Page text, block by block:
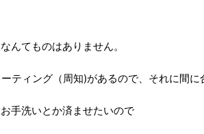
んてものはありません。
ティング（周知)があるので、それに間
手洗いとか済ませたいので